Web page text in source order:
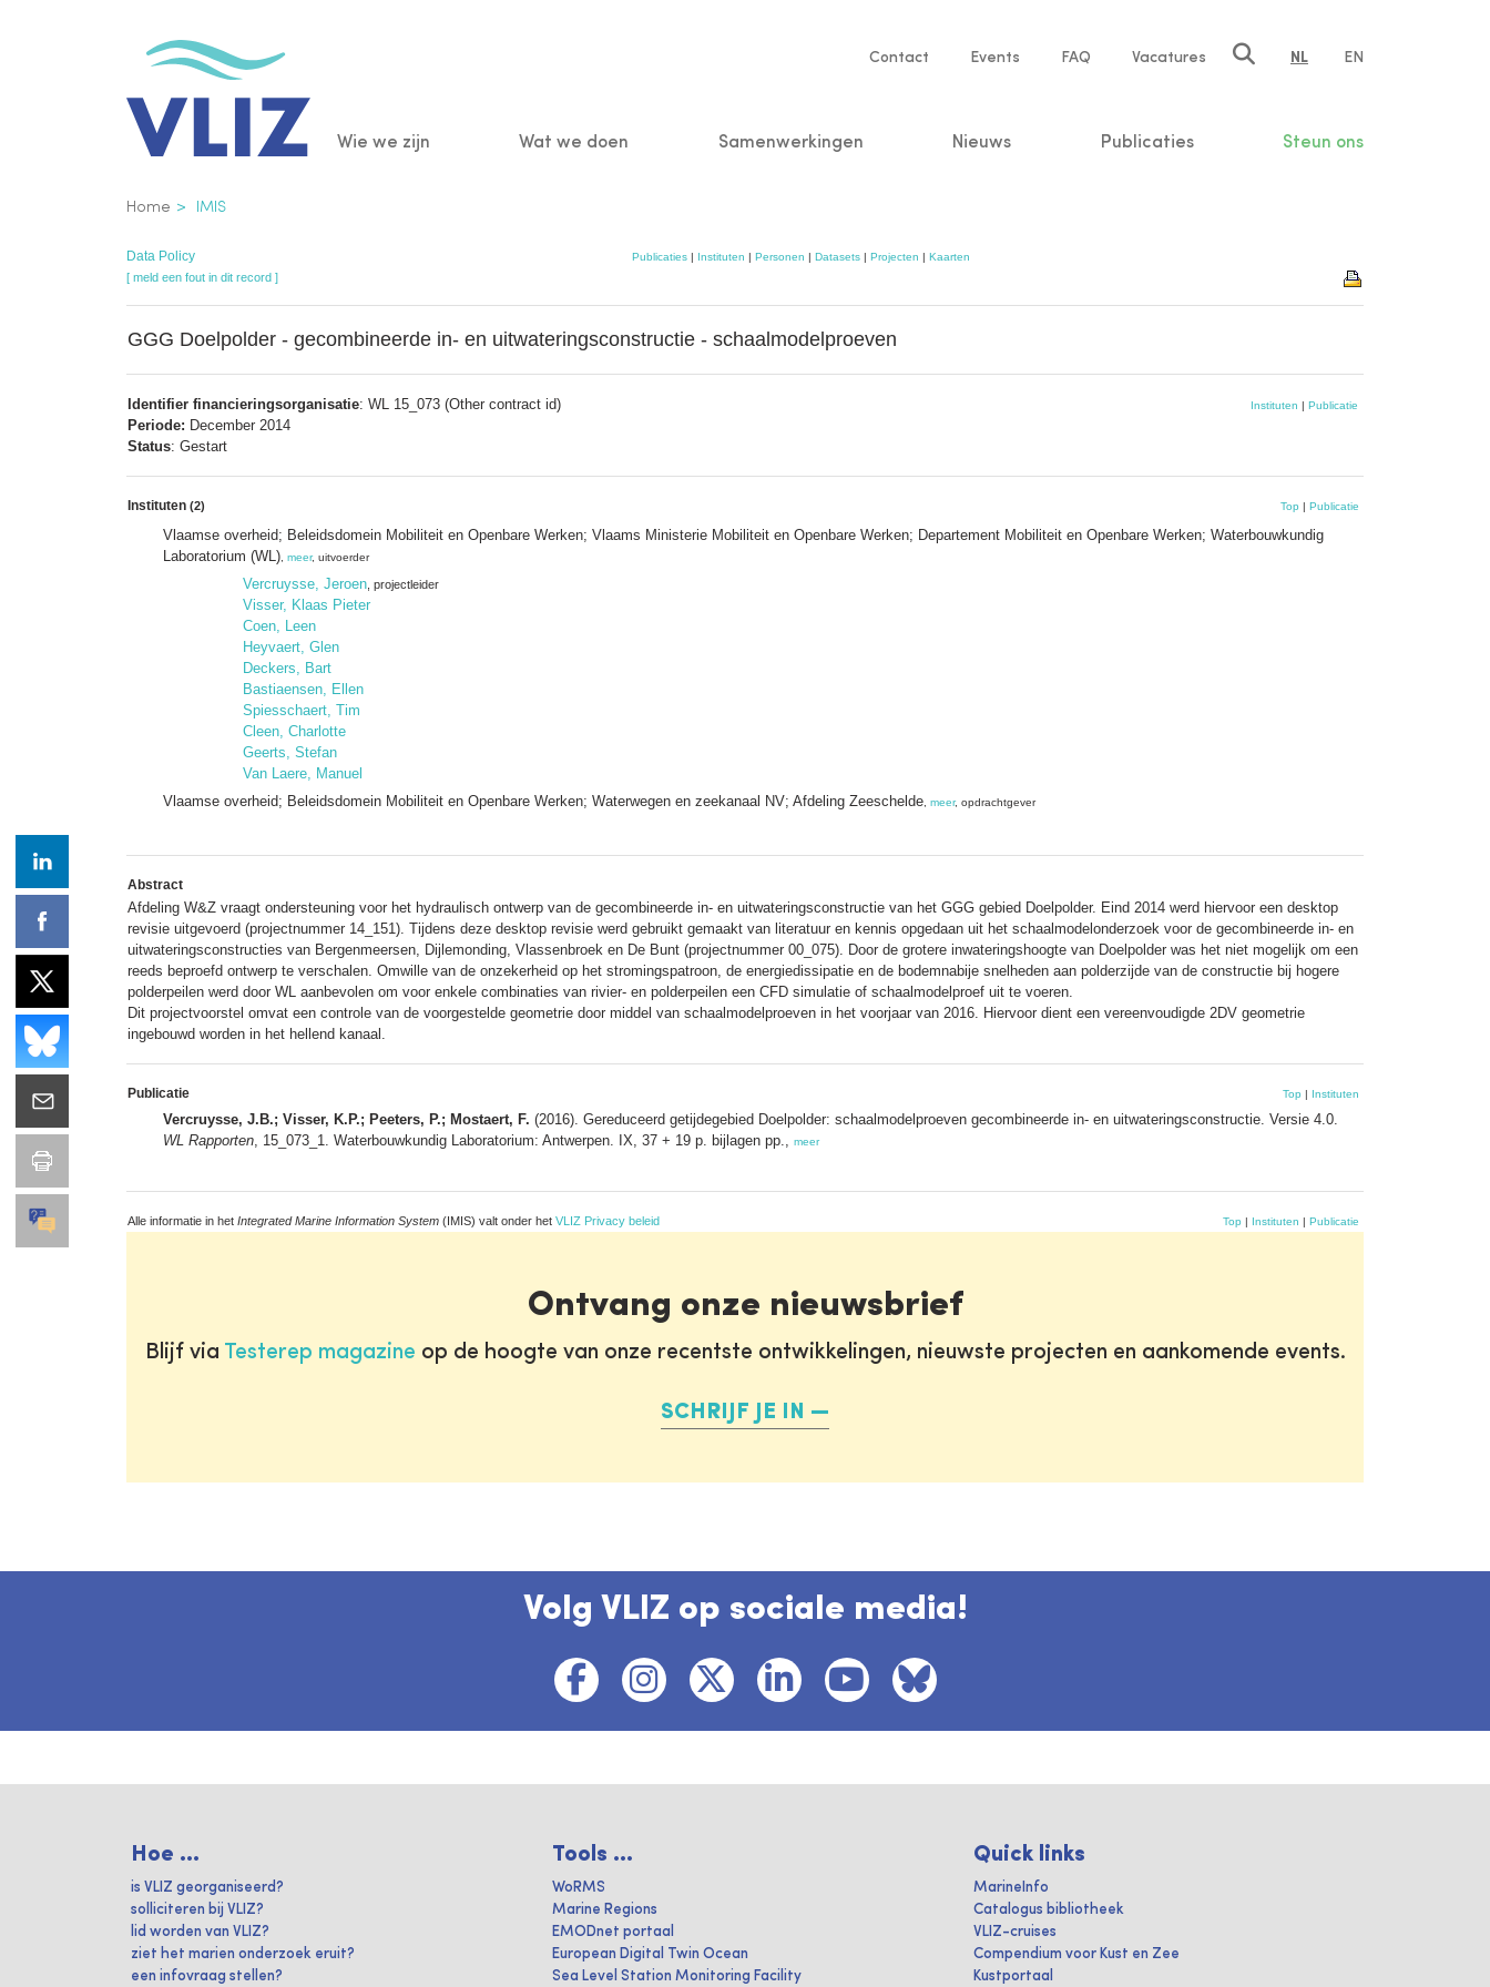
Service
Contact Events FAQ Vacatures NL EN
Main
Wie we zijn Wat we doen Samenwerkingen Nieuws Publicaties Steun ons
Kruimelpad
Home IMIS
Data Policy Publicaties| Instituten | Personen | Datasets| Projecten | Kaarten
[ meld een fout in dit record ]
GGG Doelpolder - gecombineerde in- en uitwateringsconstructie - schaalmodelproeven
Identifier financieringsorganisatie: WL 15_073 (Other contract id)
Periode: December 2014
Status: Gestart
Instituten | Publicatie
Instituten (2) Top | Publicatie
Vlaamse overheid; Beleidsdomein Mobiliteit en Openbare Werken; Vlaams Ministerie Mobiliteit en Openbare Werken; Departement Mobiliteit en Openbare Werken; Waterbouwkundig
Laboratorium (WL) meer, uitvoerder
Vercruysse, Jeroen , projectleider
Visser, Klaas Pieter
Coen, Leen
Heyvaert, Glen
Deckers, Bart
Bastiaensen, Ellen
Spiesschaert, Tim
Cleen, Charlotte
Geerts, Stefan
Van Laere, Manuel
Vlaamse overheid; Beleidsdomein Mobiliteit en Openbare Werken; Waterwegen en zeekanaal NV; Afdeling Zeeschelde meer, opdrachtgever
Abstract
Afdeling W&Z vraagt ondersteuning voor het hydraulisch ontwerp van de gecombineerde in- en uitwateringsconstructie van het GGG gebied Doelpolder. Eind 2014 werd hiervoor een desktop
revisie uitgevoerd (projectnummer 14_151). Tijdens deze desktop revisie werd gebruikt gemaakt van literatuur en kennis opgedaan uit het schaalmodelonderzoek voor de gecombineerde in- en
uitwateringsconstructies van Bergenmeersen, Dijlemonding, Vlassenbroek en De Bunt (projectnummer 00_075). Door de grotere inwateringshoogte van Doelpolder was het niet mogelijk om een
reeds beproefd ontwerp te verschalen. Omwille van de onzekerheid op het stromingspatroon, de energiedissipatie en de bodemnabije snelheden aan polderzijde van de constructie bij hogere
polderpeilen werd door WL aanbevolen om voor enkele combinaties van rivier- en polderpeilen een CFD simulatie of schaalmodelproef uit te voeren.
Dit projectvoorstel omvat een controle van de voorgestelde geometrie door middel van schaalmodelproeven in het voorjaar van 2016. Hiervoor dient een vereenvoudigde 2DV geometrie
ingebouwd worden in het hellend kanaal.
Publicatie Top | Instituten
Vercruysse, J.B.; Visser, K.P.; Peeters, P.; Mostaert, F. (2016). Gereduceerd getijdegebied Doelpolder: schaalmodelproeven gecombineerde in‐ en uitwateringsconstructie. Versie 4.0.
WL Rapporten , 15_073_1. Waterbouwkundig Laboratorium: Antwerpen. IX, 37 + 19 p. bijlagen pp., meer
Alle informatie in het Integrated Marine Information System (IMIS) valt onder het VLIZ Privacy beleid Top | Instituten | Publicatie
Ontvang onze nieuwsbrief
Blijf via Testerep magazine op de hoogte van onze recentste ontwikkelingen, nieuwste projecten en aankomende events.
SCHRIJF JE IN
Volg VLIZ op sociale media!
Hoe ...
is VLIZ georganiseerd?
solliciteren bij VLIZ?
lid worden van VLIZ?
ziet het marien onderzoek eruit?
een infovraag stellen?
Tools ...
WoRMS
Marine Regions
EMODnet portaal
European Digital Twin Ocean
Sea Level Station Monitoring Facility
Quick links
MarineInfo
Catalogus bibliotheek
VLIZ-cruises
Compendium voor Kust en Zee
Kustportaal